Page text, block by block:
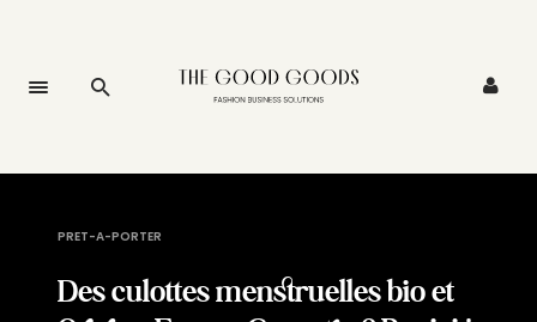
PRET-A-PORTER
Des culottes menstruelles bio et